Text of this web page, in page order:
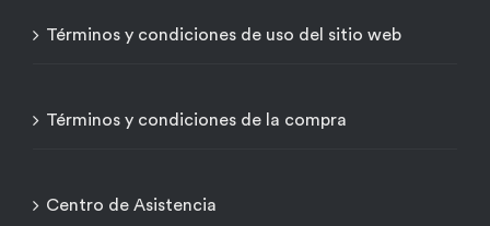
Términos y condiciones de uso del sitio web
Términos y condiciones de la compra
Centro de Asistencia